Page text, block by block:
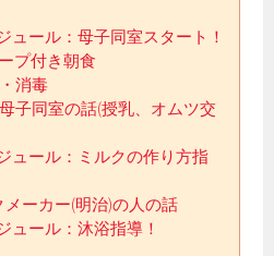
ュール：母子同室スタート！
プ付き朝食
消毒
子同室の話(授乳、オムツ交
ュール：ミルクの作り方指
メーカー(明治)の人の話
ュール：沐浴指導！